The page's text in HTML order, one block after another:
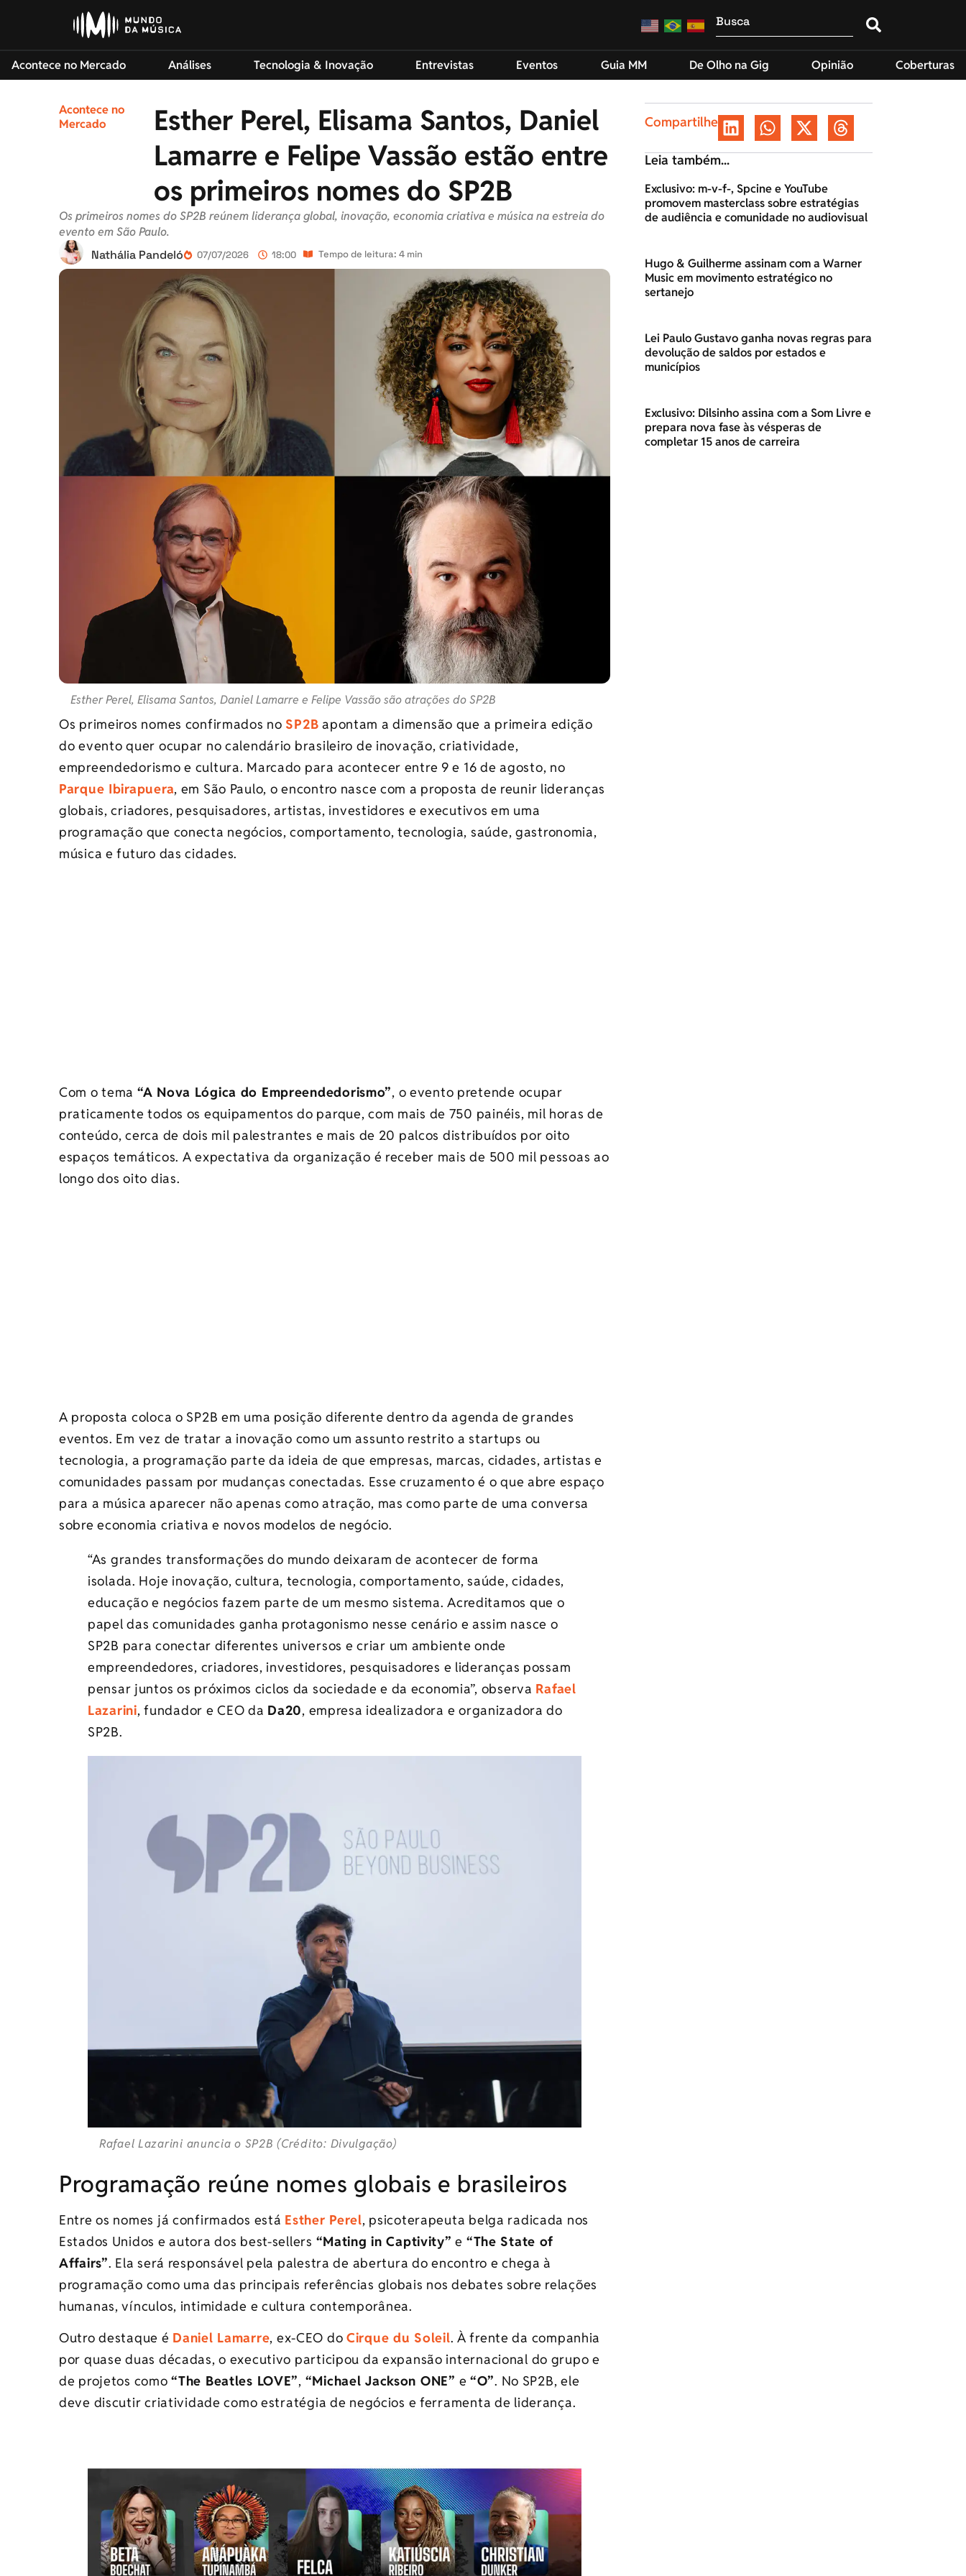
Acontece no Mercado Análises Tecnologia & Inovação Entrevistas Eventos Guia MM De Olho na Gig Opinião Coberturas
Acontece no
Mercado
Esther Perel, Elisama Santos, Daniel
Lamarre e Felipe Vassão estão entre
os primeiros nomes do SP2B
Os primeiros nomes do SP2B reúnem liderança global, inovação, economia criativa e música na estreia do
evento em São Paulo.
Nathália Pandeló
07/07/2026 18:00 Tempo de leitura: 4 min
Esther Perel, Elisama Santos, Daniel Lamarre e Felipe Vassão são atrações do SP2B
Os primeiros nomes confirmados no SP2B apontam a dimensão que a primeira edição
do evento quer ocupar no calendário brasileiro de inovação, criatividade,
empreendedorismo e cultura. Marcado para acontecer entre 9 e 16 de agosto, no
Parque Ibirapuera, em São Paulo, o encontro nasce com a proposta de reunir lideranças
globais, criadores, pesquisadores, artistas, investidores e executivos em uma
programação que conecta negócios, comportamento, tecnologia, saúde, gastronomia,
música e futuro das cidades.
Com o tema “A Nova Lógica do Empreendedorismo”, o evento pretende ocupar
praticamente todos os equipamentos do parque, com mais de 750 painéis, mil horas de
conteúdo, cerca de dois mil palestrantes e mais de 20 palcos distribuídos por oito
espaços temáticos. A expectativa da organização é receber mais de 500 mil pessoas ao
longo dos oito dias.
A proposta coloca o SP2B em uma posição diferente dentro da agenda de grandes
eventos. Em vez de tratar a inovação como um assunto restrito a startups ou
tecnologia, a programação parte da ideia de que empresas, marcas, cidades, artistas e
comunidades passam por mudanças conectadas. Esse cruzamento é o que abre espaço
para a música aparecer não apenas como atração, mas como parte de uma conversa
sobre economia criativa e novos modelos de negócio.
“As grandes transformações do mundo deixaram de acontecer de forma
isolada. Hoje inovação, cultura, tecnologia, comportamento, saúde, cidades,
educação e negócios fazem parte de um mesmo sistema. Acreditamos que o
papel das comunidades ganha protagonismo nesse cenário e assim nasce o
SP2B para conectar diferentes universos e criar um ambiente onde
empreendedores, criadores, investidores, pesquisadores e lideranças possam
pensar juntos os próximos ciclos da sociedade e da economia”, observa Rafael
Lazarini, fundador e CEO da Da20, empresa idealizadora e organizadora do
SP2B.
Rafael Lazarini anuncia o SP2B (Crédito: Divulgação)
Programação reúne nomes globais e brasileiros
Entre os nomes já confirmados está Esther Perel, psicoterapeuta belga radicada nos
Estados Unidos e autora dos best-sellers “Mating in Captivity” e “The State of
Affairs”. Ela será responsável pela palestra de abertura do encontro e chega à
programação como uma das principais referências globais nos debates sobre relações
humanas, vínculos, intimidade e cultura contemporânea.
Outro destaque é Daniel Lamarre, ex-CEO do Cirque du Soleil. À frente da companhia
por quase duas décadas, o executivo participou da expansão internacional do grupo e
de projetos como“The Beatles LOVE”, “Michael Jackson ONE” e “O”. No SP2B, ele
deve discutir criatividade como estratégia de negócios e ferramenta de liderança.
Compartilhe
Leia também...
Exclusivo: m-v-f-, Spcine e YouTube
promovem masterclass sobre estratégias
de audiência e comunidade no audiovisual
Hugo & Guilherme assinam com a Warner
Music em movimento estratégico no
sertanejo
Lei Paulo Gustavo ganha novas regras para
devolução de saldos por estados e
municípios
Exclusivo: Dilsinho assina com a Som Livre e
prepara nova fase às vésperas de
completar 15 anos de carreira